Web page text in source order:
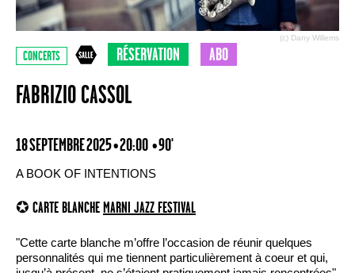
(c) Dany Willems
CONCERTS RÉSERVATION ABO
FABRIZIO CASSOL
18 SEPTEMBRE 2025 • 20:00 • 90'
A BOOK OF INTENTIONS
✪ CARTE BLANCHE MARNI JAZZ FESTIVAL
"Cette carte blanche m’offre l’occasion de réunir quelques
personnalités qui me tiennent particulièrement à coeur et qui,